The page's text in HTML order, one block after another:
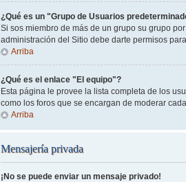
¿Qué es un "Grupo de Usuarios
Si sos miembro de más de un grupo su grupo
administración del Sitio debe darte permisos
Arriba
¿Qué es el enlace "El equipo"?
Esta página le provee la lista completa de los
como los foros que se encargan de moderar
Arriba
Mensajería privada
¡No se puede enviar un mensaje privado!